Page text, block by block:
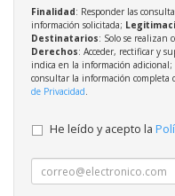
Finalidad: Responder las
información solicitada;
Destinatarios: Solo se realizan
Derechos: Acceder, rectificar y
indica en la información adicional;
consultar la información completa
de Privacidad.
He leído y acepto la